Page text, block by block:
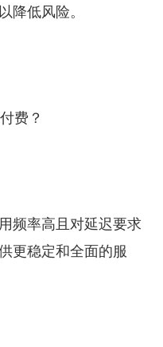
降低风险。
费？
频率高且对延迟要求
更稳定和全面的服